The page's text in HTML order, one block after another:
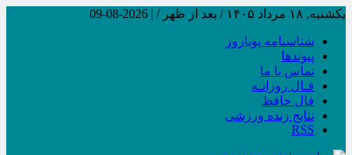
یکشنبه, ۱۸ مرداد ۱۴۰۵ / بعد از ظهر / |
2026-08-09
شناسنامه پویاروز
پیوندها
تماس با ما
فـال روزانـه
فال حافظ
نتایج زنده ورزشی
RSS